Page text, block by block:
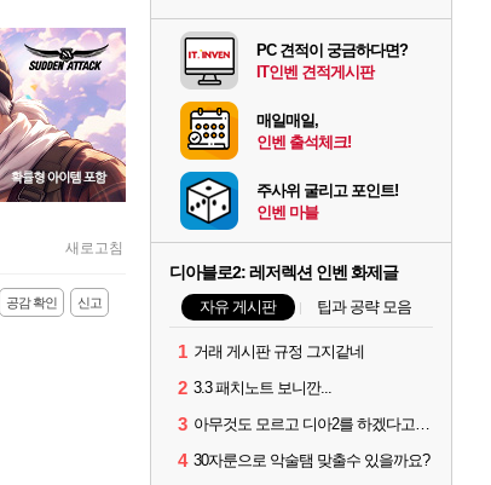
새로고침
신고
공감 확인
PC 견적이 궁금하다면?
IT인벤 견적게시판
매일매일,
인벤 출석체크!
주사위 굴리고 포인트!
인벤 마블
디아블로2: 레저렉션 인벤 화제글
자유 게시판 팁과 공략 모음
1 거래 게시판 규정 그지같네
2 3.3 패치노트 보니깐...
3 아무것도 모르고 디아2를 하겠다고요???
4 30자룬으로 악술탬 맞출수 있을까요?